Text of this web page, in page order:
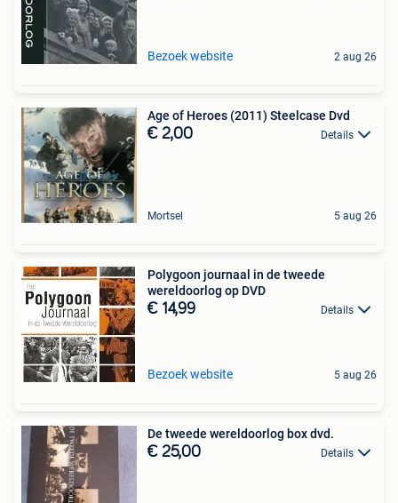
Bezoek website 2 aug 26
Age of Heroes (2011) Steelcase Dvd
€ 2,00 Details
Mortsel 5 aug 26
Polygoon journaal in de tweede
wereldoorlog op DVD
€ 14,99 Details
Bezoek website 5 aug 26
De tweede wereldoorlog box dvd.
€ 25,00 Details